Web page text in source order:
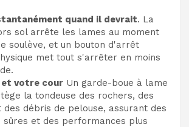
quand il devrait. La
sol arrête les lames au moment
soulève, et un bouton d'arrêt
met tout s'arrêter en moins
et votre cour Un garde-boue à lame
la tondeuse des rochers, des
des débris de pelouse, assurant des
sûres et des performances plus